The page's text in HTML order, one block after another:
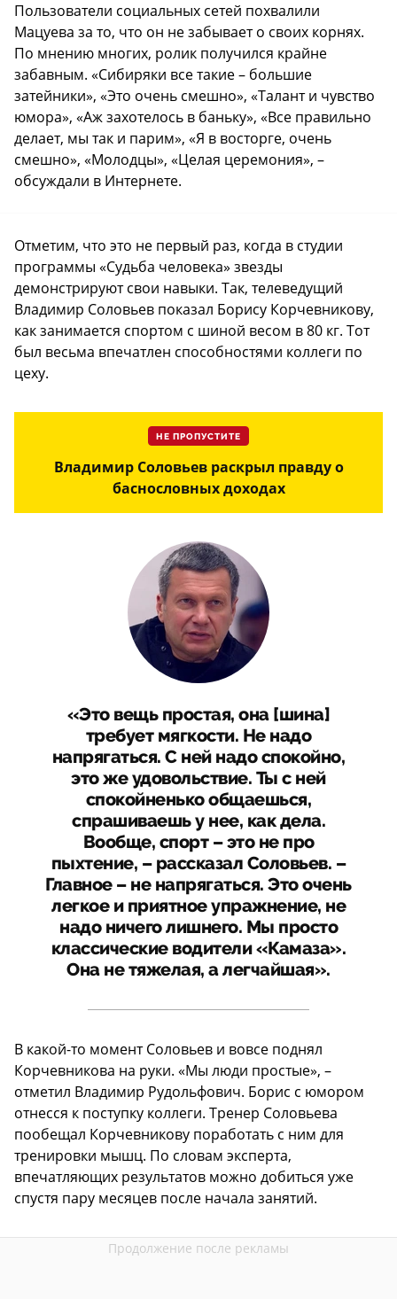
Пользователи социальных сетей похвалили
Мацуева за то, что он не забывает о своих корнях.
По мнению многих, ролик получился крайне
забавным. «Сибиряки все такие – большие
затейники», «Это очень смешно», «Талант и чувство
юмора», «Аж захотелось в баньку», «Все правильно
делает, мы так и парим», «Я в восторге, очень
смешно», «Молодцы», «Целая церемония», –
обсуждали в Интернете.
Отметим, что это не первый раз, когда в студии
программы «Судьба человека» звезды
демонстрируют свои навыки. Так, телеведущий
Владимир Соловьев показал Борису Корчевникову,
как занимается спортом с шиной весом в 80 кг. Тот
был весьма впечатлен способностями коллеги по
цеху.
НЕ ПРОПУСТИТЕ
Владимир Соловьев раскрыл правду о
баснословных доходах
«Это вещь простая, она [шина]
требует мягкости. Не надо
напрягаться. С ней надо спокойно,
это же удовольствие. Ты с ней
спокойненько общаешься,
спрашиваешь у нее, как дела.
Вообще, спорт – это не про
пыхтение, – рассказал Соловьев. –
Главное – не напрягаться. Это очень
легкое и приятное упражнение, не
надо ничего лишнего. Мы просто
классические водители «Камаза».
Она не тяжелая, а легчайшая».
В какой-то момент Соловьев и вовсе поднял
Корчевникова на руки. «Мы люди простые», –
отметил Владимир Рудольфович. Борис с юмором
отнесся к поступку коллеги. Тренер Соловьева
пообещал Корчевникову поработать с ним для
тренировки мышц. По словам эксперта,
впечатляющих результатов можно добиться уже
спустя пару месяцев после начала занятий.